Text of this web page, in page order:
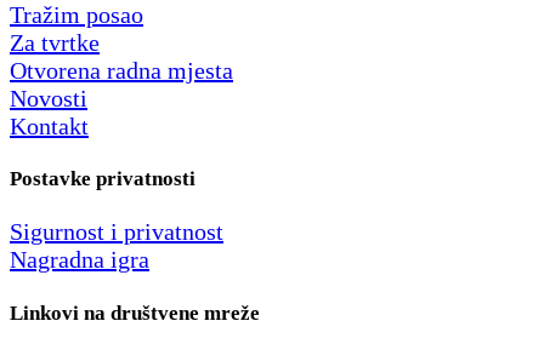
Tražim posao
Za tvrtke
Otvorena radna mjesta
Novosti
Kontakt
Postavke privatnosti
Sigurnost i privatnost
Nagradna igra
Linkovi na društvene mreže